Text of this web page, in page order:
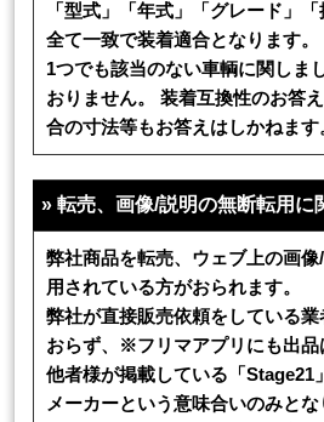
「型式」「年式」「グレード」「
全て一致で装着適合となります。
1つでも該当のない車輌に関しま
おりません。 装着互換性のお答
合の寸法等もお答えはしかねます
»転売、画像/説明の無断転用に
弊社商品を転売、ウェブ上の画
用されている方がおられます。
弊社が直接販売依頼をしている
おらず、※フリマアプリにも出品
他者様が掲載している「Stage21
メーカーという意味合いのみとな